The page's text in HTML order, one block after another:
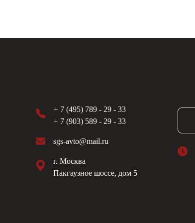
+ 7 (495) 789 - 29 - 33
+ 7 (903) 589 - 29 - 33
sgs-avto@mail.ru
г. Москва
Пакгаузное шоссе, дом 5